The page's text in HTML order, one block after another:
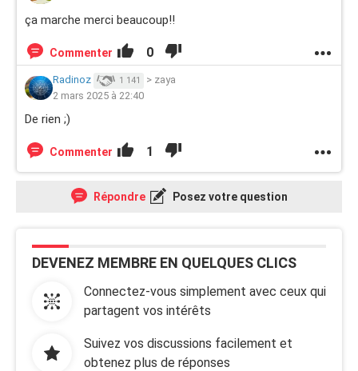
ça marche merci beaucoup!!
Commenter 0
Radinoz 1 141 > zaya
2 mars 2025 à 22:40
De rien ;)
Commenter 1
Répondre Posez votre question
DEVENEZ MEMBRE EN QUELQUES CLICS
Connectez-vous simplement avec ceux qui
partagent vos intérêts
Suivez vos discussions facilement et
obtenez plus de réponses